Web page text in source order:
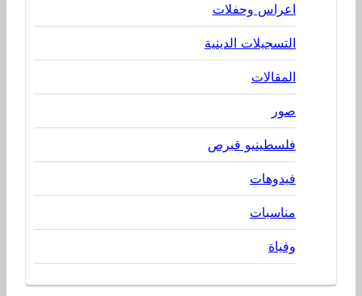
اعراس وحفلات
التسجيلات الدينية
المقالات
صور
فلسطينيو قبرص
فيدوهات
مناسبات
وفياة